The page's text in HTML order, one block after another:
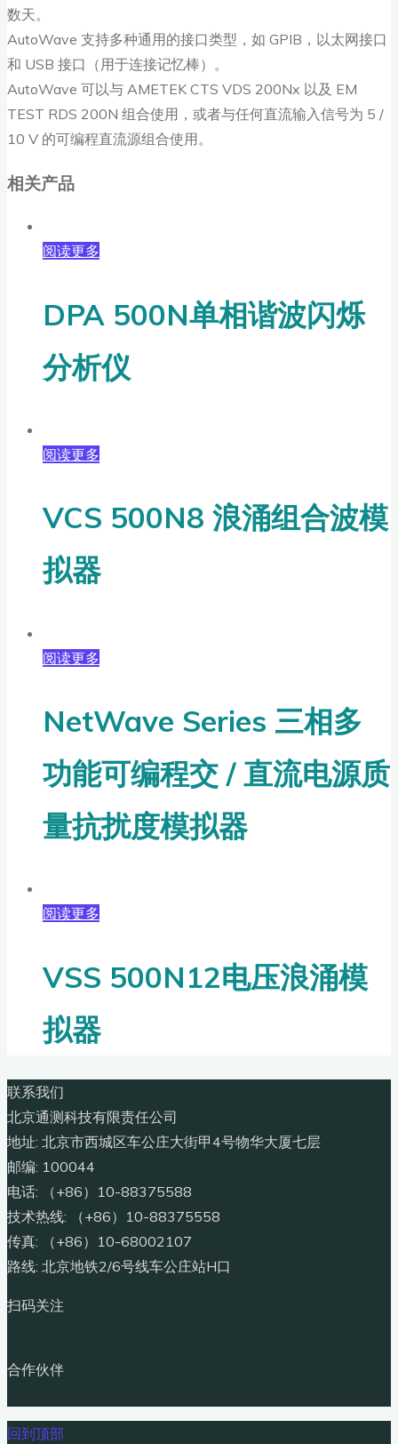
数天。
AutoWave 支持多种通用的接口类型，如 GPIB，以太网接口
和 USB 接口（用于连接记忆棒）。
AutoWave 可以与 AMETEK CTS VDS 200Nx 以及 EM
TEST RDS 200N 组合使用，或者与任何直流输入信号为 5 /
10 V 的可编程直流源组合使用。
相关产品
阅读更多
DPA 500N单相谐波闪烁
分析仪
阅读更多
VCS 500N8 浪涌组合波模
拟器
阅读更多
NetWave Series 三相多
功能可编程交 / 直流电源质
量抗扰度模拟器
阅读更多
VSS 500N12电压浪涌模
拟器
联系我们
北京通测科技有限责任公司
地址: 北京市西城区车公庄大街甲4号物华大厦七层
邮编: 100044
电话: （+86）10-88375588
技术热线: （+86）10-88375558
传真: （+86）10-68002107
路线: 北京地铁2/6号线车公庄站H口
扫码关注
合作伙伴
回到顶部